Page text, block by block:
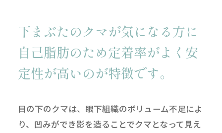
下まぶたのクマが気になる方に
自己脂肪のため定着率がよく安
定性が高いのが特徴です。
目の下のクマは、眼下組織のボリューム不足によ
り、凹みができ影を造ることでクマとなって見え